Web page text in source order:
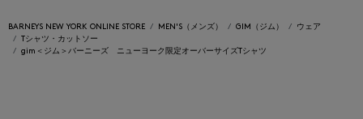
BARNEYS NEW YORK ONLINE STORE MEN'S（メンズ） GIM（ジム）
ウェア
Tシャツ・カットソー
gim＜ジム＞バーニーズ ニューヨーク限定オーバーサイズTシャツ